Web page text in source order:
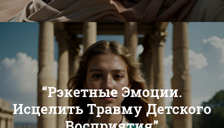
“Рэкетные Эмоции.
Исцелить Травму Детского